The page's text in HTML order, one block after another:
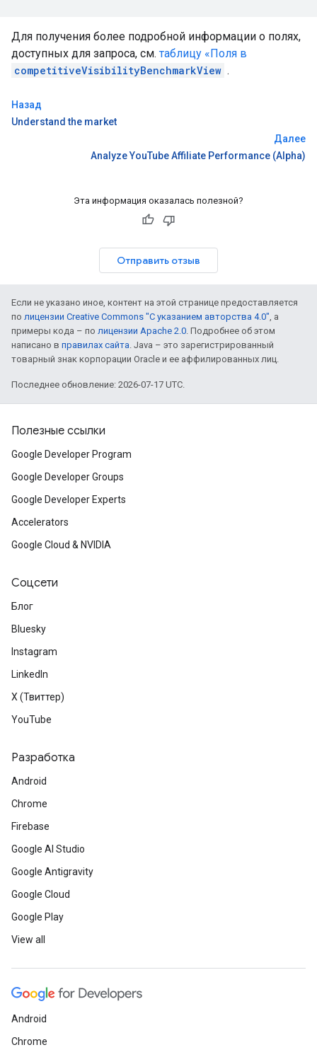
Для получения более подробной информации о полях,
доступных для запроса, см. таблицу «Поля в
competitiveVisibilityBenchmarkView .
Назад
Understand the market
Далее
Analyze YouTube Affiliate Performance (Alpha)
Эта информация оказалась полезной?
Отправить отзыв
Если не указано иное, контент на этой странице предоставляется
по лицензии Creative Commons "С указанием авторства 4.0", а
примеры кода – по лицензии Apache 2.0. Подробнее об этом
написано в правилах сайта. Java – это зарегистрированный
товарный знак корпорации Oracle и ее аффилированных лиц.
Последнее обновление: 2026-07-17 UTC.
Полезные ссылки
Google Developer Program
Google Developer Groups
Google Developer Experts
Accelerators
Google Cloud & NVIDIA
Соцсети
Блог
Bluesky
Instagram
LinkedIn
X (Твиттер)
YouTube
Разработка
Android
Chrome
Firebase
Google AI Studio
Google Antigravity
Google Cloud
Google Play
View all
Android
Chrome